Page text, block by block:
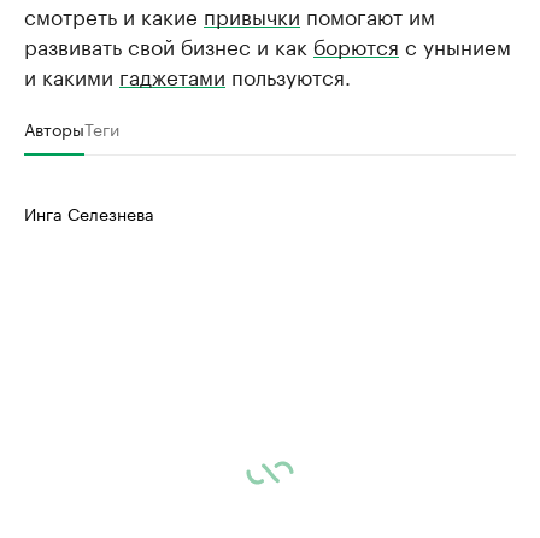
смотреть и какие привычки помогают им
развивать свой бизнес и как борются с унынием
и какими гаджетами пользуются.
АвторыТеги
Инга Селезнева